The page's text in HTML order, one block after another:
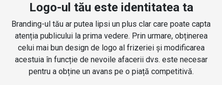
Logo-ul tău este identitatea ta
Branding-ul tău ar putea lipsi un plus clar care poate capta
atenția publicului la prima vedere. Prin urmare, obținerea
celui mai bun design de logo al frizeriei și modificarea
acestuia în funcție de nevoile afacerii dvs. este necesar
pentru a obține un avans pe o piață competitivă.